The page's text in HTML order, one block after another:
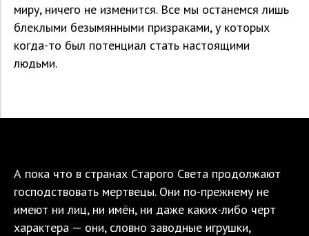
миру, ничего не изменится. Все мы останемся лишь
блеклыми безымянными призраками, у которых
когда-то был потенциал стать настоящими
людьми.
А пока что в странах Старого Света продолжают
господствовать мертвецы. Они по-прежнему не
имеют ни лиц, ни имён, ни даже каких-либо черт
характера — они, словно заводные игрушки,